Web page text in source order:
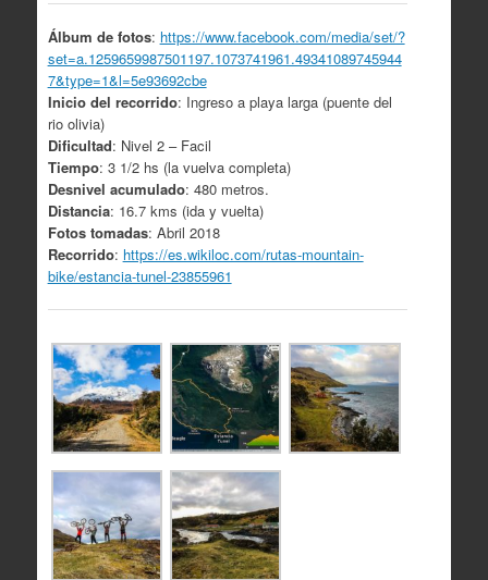
Álbum de fotos: https://www.facebook.com/media/set/?
set=a.1259659987501197.1073741961.49341089745944
7&type=1&l=5e93692cbe
Inicio del recorrido: Ingreso a playa larga (puente del
rio olivia)
Dificultad: Nivel 2 – Facil
Tiempo: 3 1/2 hs (la vuelva completa)
Desnivel acumulado: 480 metros.
Distancia: 16.7 kms (ida y vuelta)
Fotos tomadas: Abril 2018
Recorrido: https://es.wikiloc.com/rutas-mountain-
bike/estancia-tunel-23855961